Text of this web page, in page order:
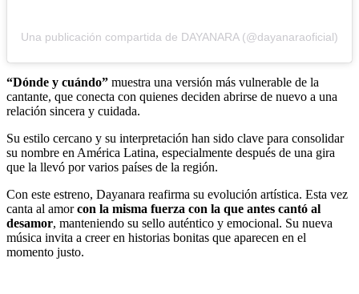
Una publicación compartida de DAYANARA (@dayanaraoficial)
“Dónde y cuándo” muestra una versión más vulnerable de la
cantante, que conecta con quienes deciden abrirse de nuevo a una
relación sincera y cuidada.
Su estilo cercano y su interpretación han sido clave para consolidar
su nombre en América Latina, especialmente después de una gira
que la llevó por varios países de la región.
Con este estreno, Dayanara reafirma su evolución artística. Esta vez
canta al amorcon la misma fuerza con la que antes cantó al
desamor, manteniendo su sello auténtico y emocional. Su nueva
música invita a creer en historias bonitas que aparecen en el
momento justo.